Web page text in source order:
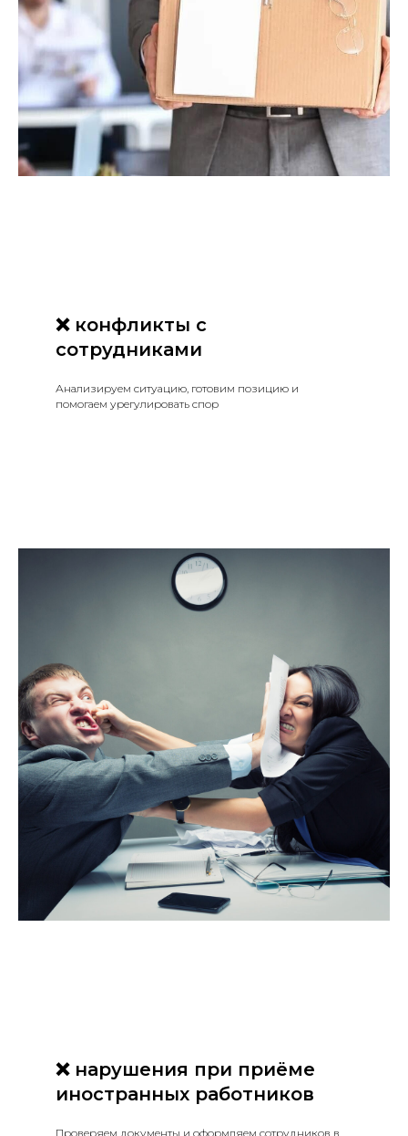
❌ конфликты с
сотрудниками
Анализируем ситуацию, готовим позицию и
помогаем урегулировать спор
❌ нарушения при приёме
иностранных работников
Проверяем документы и оформляем сотрудников в